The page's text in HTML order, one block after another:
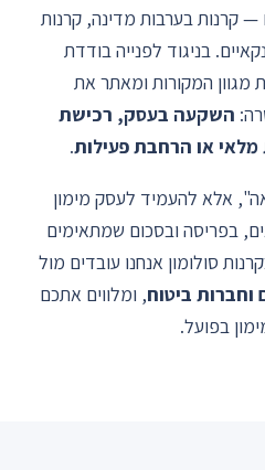
— קרנות בערבות מדינה, קרנות
בניגוד לפנייה בודדת
מגוון המקורות ומאתר את
השקעה בעסק, רכישת
או הרחבת פעילות.
אלא להעמיד לעסק מימון
בפריסה ובסכום שמתאימים
סולומון אנחנו עובדים מול
, ומלווים אתכם
בפועל.